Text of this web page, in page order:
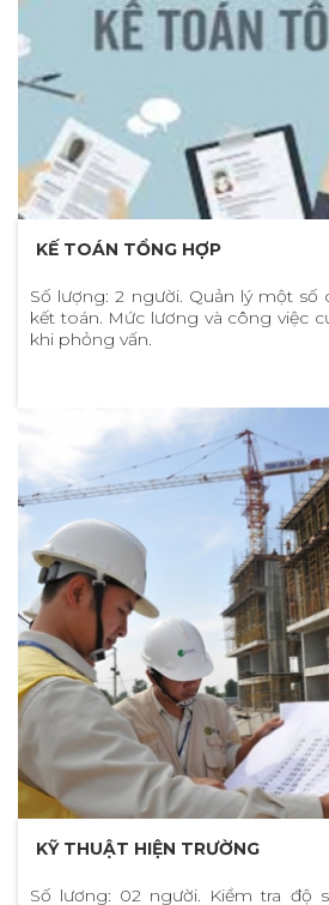
KẾ TOÁN TỔNG HỢP
Số lượng: 2 người. Quản lý một
kết toán. Mức lương và công việc
khi phỏng vấn.
KỸ THUẬT HIỆN TRƯỜNG
Số lương: 02 người. Kiểm tra độ